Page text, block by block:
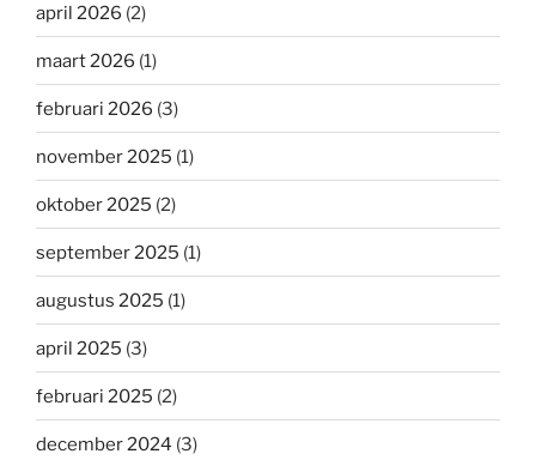
april 2026 (2)
maart 2026 (1)
februari 2026 (3)
november 2025 (1)
oktober 2025 (2)
september 2025 (1)
augustus 2025 (1)
april 2025 (3)
februari 2025 (2)
december 2024 (3)